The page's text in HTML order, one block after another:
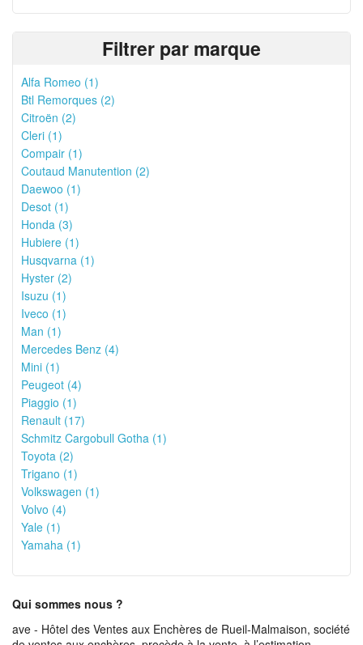
Filtrer par marque
Alfa Romeo (1)
Btl Remorques (2)
Citroën (2)
Cleri (1)
Compair (1)
Coutaud Manutention (2)
Daewoo (1)
Desot (1)
Honda (3)
Hubiere (1)
Husqvarna (1)
Hyster (2)
Isuzu (1)
Iveco (1)
Man (1)
Mercedes Benz (4)
Mini (1)
Peugeot (4)
Piaggio (1)
Renault (17)
Schmitz Cargobull Gotha (1)
Toyota (2)
Trigano (1)
Volkswagen (1)
Volvo (4)
Yale (1)
Yamaha (1)
Qui sommes nous ?
ave - Hôtel des Ventes aux Enchères de Rueil-Malmaison, société